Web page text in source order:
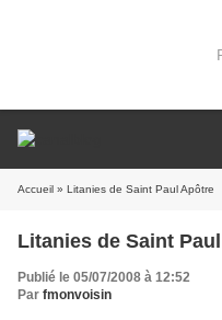
Accueil » Litanies de Saint Paul Apôtre
Litanies de Saint
Publié le 05/07/2008 à 12:52
Par fmonvoisin